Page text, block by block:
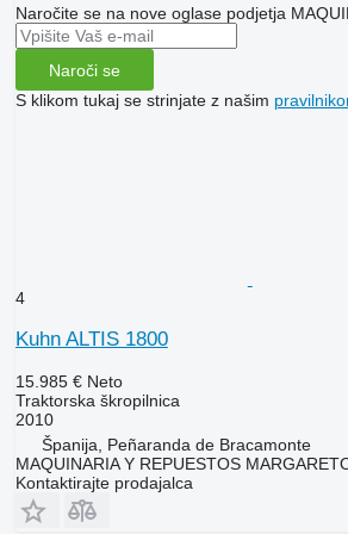
Naročite se na nove oglase podjetja
Naroči se
S klikom tukaj se strinjate z našim
4
Kuhn ALTIS 1800
15.985 € Neto
Traktorska škropilnica
2010
Španija, Peñaranda de Bracamonte
MAQUINARIA Y REPUESTOS
Kontaktirajte prodajalca